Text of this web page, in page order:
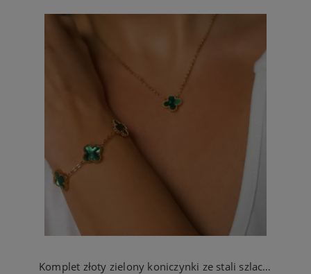
Komplet złoty zielony koniczynki ze stali szlachetnej bransoletka i naszyjnik